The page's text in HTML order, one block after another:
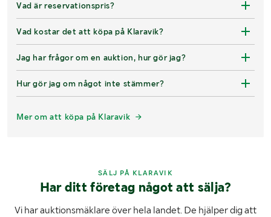
Vad är reservationspris?
Vad kostar det att köpa på Klaravik?
Jag har frågor om en auktion, hur gör jag?
Hur gör jag om något inte stämmer?
Mer om att köpa på Klaravik
SÄLJ PÅ KLARAVIK
Har ditt företag något att sälja?
Vi har auktionsmäklare över hela landet. De hjälper dig att